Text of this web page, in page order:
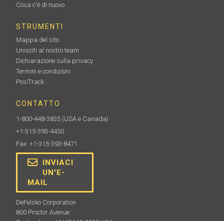
Cosa c'è di nuovo
STRUMENTI
Mappa del sito
Unisciti al nostro team
Dichiarazione sulla privacy
Termini e condizioni
PosiTrack
CONTATTO
1-800-448-3835 (USA e Canada)
+1-315-393-4450
Fax: +1-315-393-8471
INVIACI
UN'E-
MAIL
DeFelsko Corporation
800 Proctor Avenue